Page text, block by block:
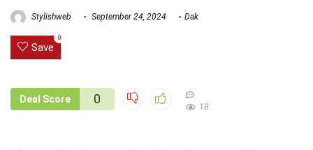
Stylishweb September 24, 2024 Dak
Save
0
Deal Score 0
18